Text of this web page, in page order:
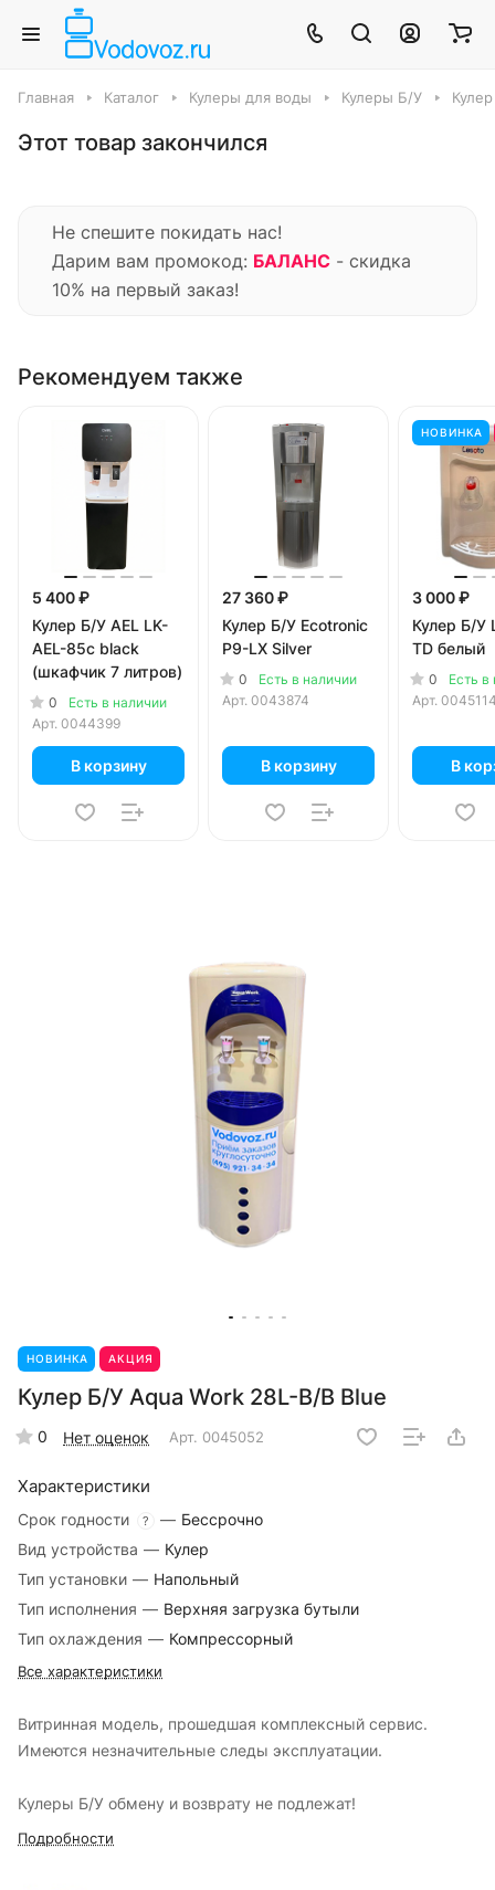
Главная Каталог Кулеры для воды Кулеры Б/У
Этот товар закончился
Не спешите покидать нас!
Дарим вам промокод: БАЛАНС - скидка
10% на первый заказ!
Рекомендуем также
5 400 ₽
Кулер Б/У AEL LK-
AEL-85c black
(шкафчик 7 литров)
0
Есть в наличии
Арт. 0044399
В корзину
27 360 ₽
Кулер Б/У Ecotronic
P9-LX Silver
0
Есть в наличии
Арт. 0043874
В корзину
НОВИНКА
3 000 ₽
Кулер Б/У
TD белый
0
Есть в
Арт.
В
НОВИНКА АКЦИЯ
Кулер Б/У Aqua Work 28L-B/B Blue
0 Нет оценок Арт. 0045052
Характеристики
Срок годности ? — Бессрочно
Вид устройства — Кулер
Тип установки — Напольный
Тип исполнения — Верхняя загрузка бутыли
Тип охлаждения — Компрессорный
Все характеристики
Витринная модель, прошедшая комплексный сервис.
Имеются незначительные следы эксплуатации.
Кулеры Б/У обмену и возврату не подлежат!
Подробности